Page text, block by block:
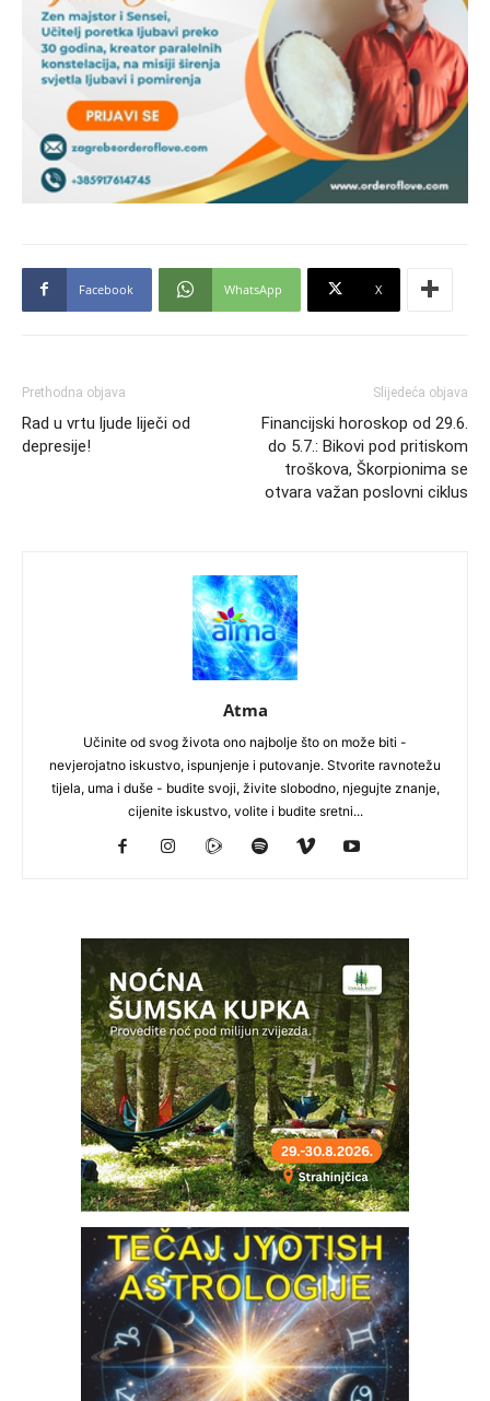
Facebook WhatsApp X
Prethodna objava
Rad u vrtu ljude liječi od
depresije!
Slijedeća objava
Financijski horoskop od 29.6.
do 5.7.: Bikovi pod pritiskom
troškova, Škorpionima se
otvara važan poslovni ciklus
Atma
Učinite od svog života ono najbolje što on može biti -
nevjerojatno iskustvo, ispunjenje i putovanje. Stvorite ravnotežu
tijela, uma i duše - budite svoji, živite slobodno, njegujte znanje,
cijenite iskustvo, volite i budite sretni...